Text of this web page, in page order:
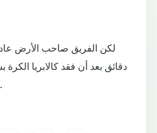
لكن الفريق صاحب الأرض
دقائق بعد أن فقد كالابريا
عند حافة منطقة الجزاء.